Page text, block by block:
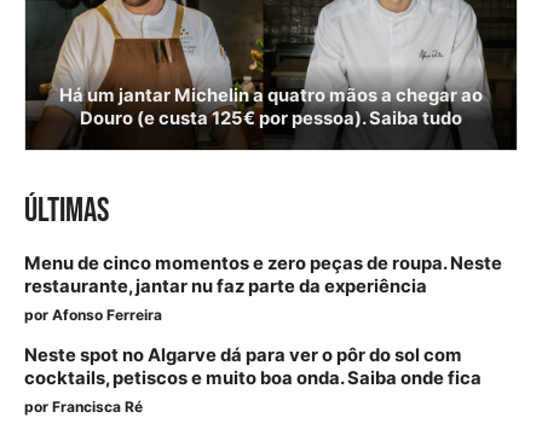
Há um jantar Michelin a quatro mãos a chegar ao
Douro (e custa 125€ por pessoa). Saiba tudo
ÚLTIMAS
Menu de cinco momentos e zero peças de roupa. Neste
restaurante, jantar nu faz parte da experiência
por Afonso Ferreira
Neste spot no Algarve dá para ver o pôr do sol com
cocktails, petiscos e muito boa onda. Saiba onde fica
por Francisca Ré